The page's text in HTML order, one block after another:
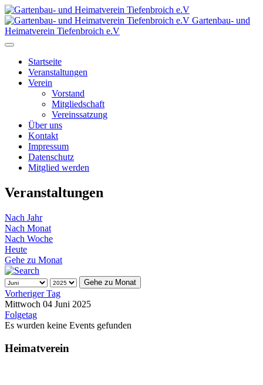
Gartenbau- und
Heimatverein Tiefenbroich e.V
Startseite
Veranstaltungen
Verein
Vorstand
Mitgliedschaft
Vereinssatzung
Über uns
Kontakt
Impressum
Datenschutz
Mitglied werden
Veranstaltungen
Nach Jahr
Nach Monat
Nach Woche
Heute
Gehe zu Monat
Gehe zu Monat
Vorheriger Tag
Mittwoch 04 Juni 2025
Folgetag
Es wurden keine Events gefunden
Heimatverein